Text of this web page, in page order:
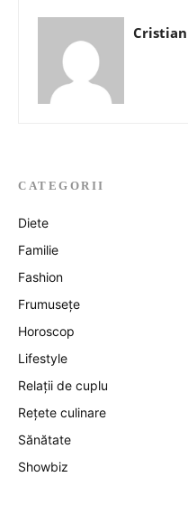
Cristian
CATEGORII
Diete
Familie
Fashion
Frumusețe
Horoscop
Lifestyle
Relații de cuplu
Rețete culinare
Sănătate
Showbiz